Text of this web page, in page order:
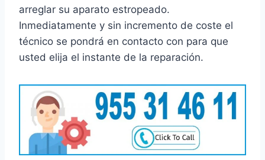
arreglar su aparato estropeado.
Inmediatamente y sin incremento de coste el
técnico se pondrá en contacto con para que
usted elija el instante de la reparación.